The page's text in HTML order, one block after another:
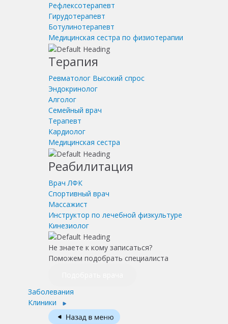
Рефлексотерапевт
Гирудотерапевт
Ботулинотерапевт
Медицинская сестра по физиотерапии
Терапия
Ревматолог Высокий спрос
Эндокринолог
Алголог
Семейный врач
Терапевт
Кардиолог
Медицинская сестра
Реабилитация
Врач ЛФК
Спортивный врач
Массажист
Инструктор по лечебной физкультуре
Кинезиолог
Не знаете к кому записаться?
Поможем подобрать специалиста
Заболевания
Клиники